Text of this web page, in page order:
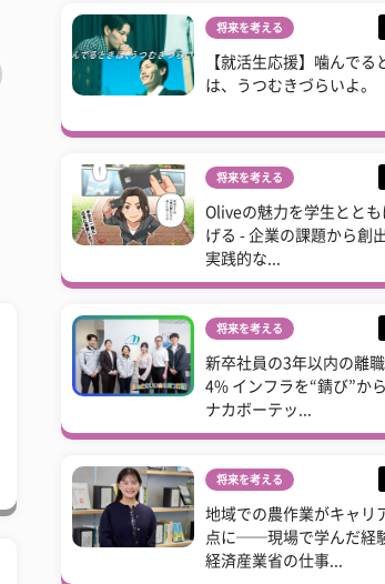
将来を考える
【就活生応援】噛んでる
は、うつむきづらいよ。
将来を考える
Oliveの魅力を学生ととも
げる - 企業の課題から創
実践的な...
将来を考える
新卒社員の3年以内の離
4% インフラを“錆び”か
ナカボーテッ...
将来を考える
地域での農作業がキャリ
点に──現場で学んだ経
経済産業省の仕事...